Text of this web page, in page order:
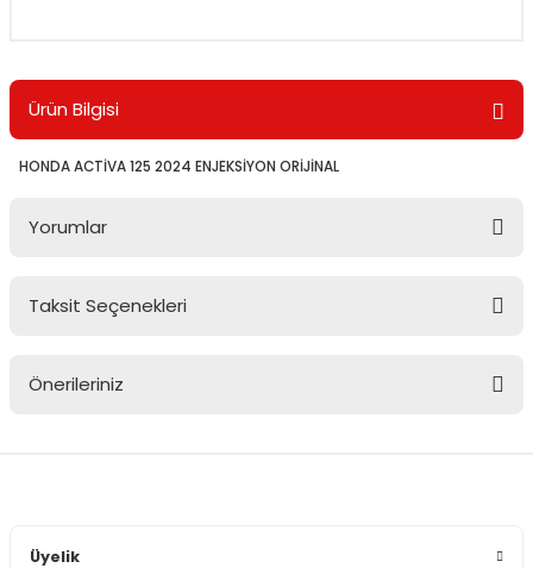
Ürün Bilgisi
HONDA ACTİVA 125 2024 ENJEKSİYON ORİJİNAL
Yorumlar
Taksit Seçenekleri
Önerileriniz
Üyelik